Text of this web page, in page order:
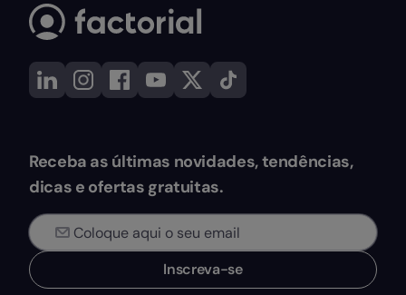
Receba as últimas novidades, tendências,
dicas e ofertas gratuitas.
Inscreva-se